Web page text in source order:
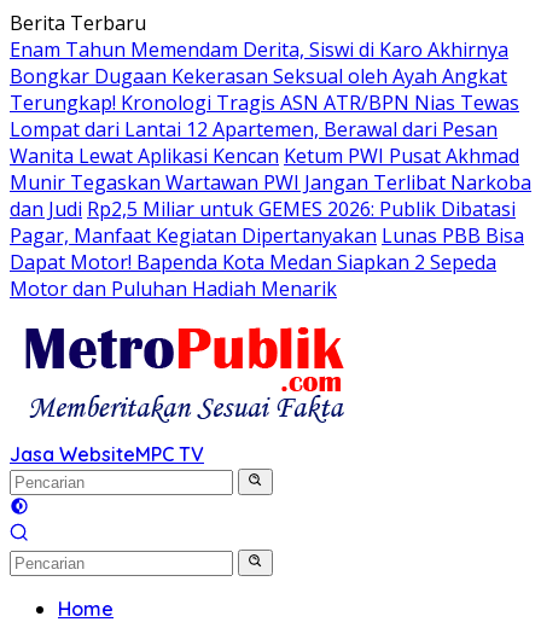
Langsung
ke
konten
Berita Terbaru
Enam Tahun Memendam Derita, Siswi di Karo Akhirnya
Bongkar Dugaan Kekerasan Seksual oleh Ayah Angkat
Terungkap! Kronologi Tragis ASN ATR/BPN Nias Tewas
Lompat dari Lantai 12 Apartemen, Berawal dari Pesan
Wanita Lewat Aplikasi Kencan Ketum PWI Pusat Akhmad
Munir Tegaskan Wartawan PWI Jangan Terlibat Narkoba
dan Judi Rp2,5 Miliar untuk GEMES 2026: Publik Dibatasi
Pagar, Manfaat Kegiatan Dipertanyakan Lunas PBB Bisa
Dapat Motor! Bapenda Kota Medan Siapkan 2 Sepeda
Motor dan Puluhan Hadiah Menarik
Jasa WebsiteMPC TV
Home